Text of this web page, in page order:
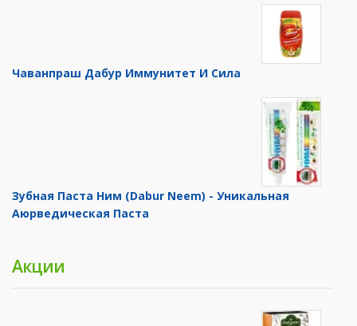
Чаванпраш Дабур Иммунитет И Сила
Зубная Паста Ним (Dabur Neem) - Уникальная
Аюрведическая Паста
Акции